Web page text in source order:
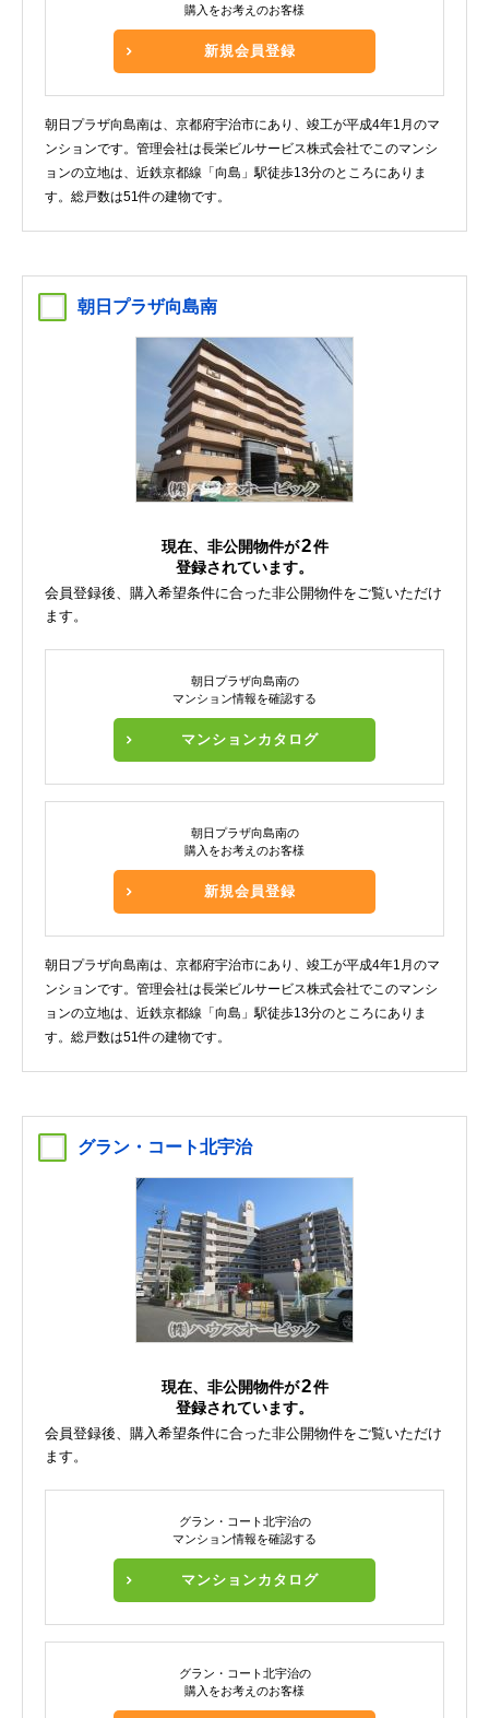
購入をお考えのお客様
新規会員登録
朝日プラザ向島南は、京都府宇治市にあり、竣工が平成4年1月のマ
ンションです。管理会社は長栄ビルサービス株式会社でこのマンシ
ョンの立地は、近鉄京都線「向島」駅徒歩13分のところにありま
す。総戸数は51件の建物です。
朝日プラザ向島南
現在、非公開物件が2件
登録されています。
会員登録後、購入希望条件に合った非公開物件をご覧いただけ
ます。
朝日プラザ向島南の
マンション情報を確認する
マンションカタログ
朝日プラザ向島南の
購入をお考えのお客様
新規会員登録
朝日プラザ向島南は、京都府宇治市にあり、竣工が平成4年1月のマ
ンションです。管理会社は長栄ビルサービス株式会社でこのマンシ
ョンの立地は、近鉄京都線「向島」駅徒歩13分のところにありま
す。総戸数は51件の建物です。
グラン・コート北宇治
現在、非公開物件が2件
登録されています。
会員登録後、購入希望条件に合った非公開物件をご覧いただけ
ます。
グラン・コート北宇治の
マンション情報を確認する
マンションカタログ
グラン・コート北宇治の
購入をお考えのお客様